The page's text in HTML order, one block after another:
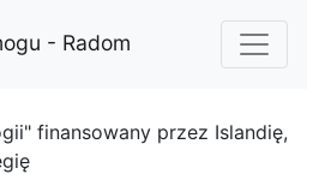
- Radom
finansowany przez Islandię,